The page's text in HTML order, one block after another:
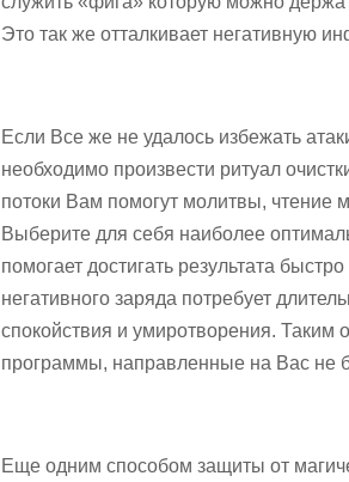
Это так же отталкивает негативную
Если Все же не удалось избежать
необходимо произвести ритуал
потоки Вам помогут молитвы, чтение
Выберите для себя наиболее
помогает достигать результата
негативного заряда потребует
спокойствия и умиротворения. Таким
программы, направленные на Вас не
Еще одним способом защиты от